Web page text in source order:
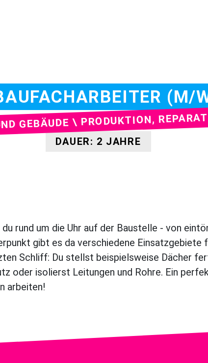
(M/
GEBÄUDE \ PRODUKTION,
DAUER: 2 JAHRE
rund um die Uhr auf der Baustelle - von
gibt es da verschiedene Einsatzgebiete
Schliff: Du stellst beispielsweise Dächer
oder isolierst Leitungen und Rohre. Ein
arbeiten!